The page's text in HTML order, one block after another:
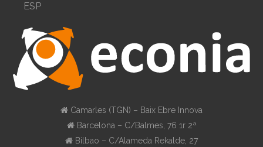
ESP
Camarles (TGN) – Baix Ebre Innova
Barcelona – C/Balmes, 76 1r 2ª
Bilbao – C/Alameda Rekalde, 27